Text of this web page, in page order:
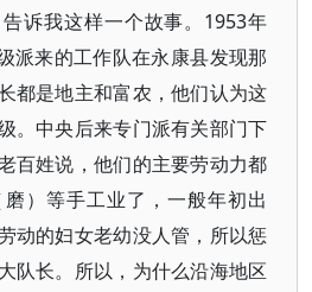
诉我这样一个故事。1953年
派来的工作队在永康县发现那
都是地主和富农，他们认为这
。中央后来专门派有关部门下
百姓说，他们的主要劳动力都
）等手工业了，一般年初出
动的妇女老幼没人管，所以惩
队长。所以，为什么沿海地区